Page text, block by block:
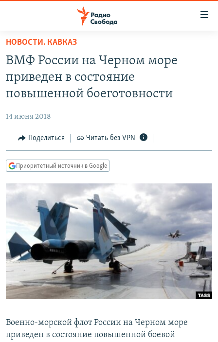
упрощенного
доступа
основному
Вернутся
Вернутся
поиску
АВТОРСКИЕ ПРОЕКТЫ
МНЕНИЯ
КУЛЬТУРА
КАВКАЗ.РЕАЛИИ
СЕВЕР.РЕАЛИИ
СИБИРЬ.РЕАЛИИ
РАСПИСАНИЕ ВЕЩАНИЯ
ПОДПИШИТЕСЬ НА РАССЫЛКУ
СОЦИАЛЬНЫЕ СЕТИ
Все сайты РСЕ/РС
НОВОСТИ. КАВКАЗ
ВМФ России на Черном море
приведен в состояние
повышенной боеготовности
14 июня 2018
Поделиться Читать без VPN
Приоритетный источник в Google
Военно-морской флот России на Черном море
приведен в состояние повышенной боевой